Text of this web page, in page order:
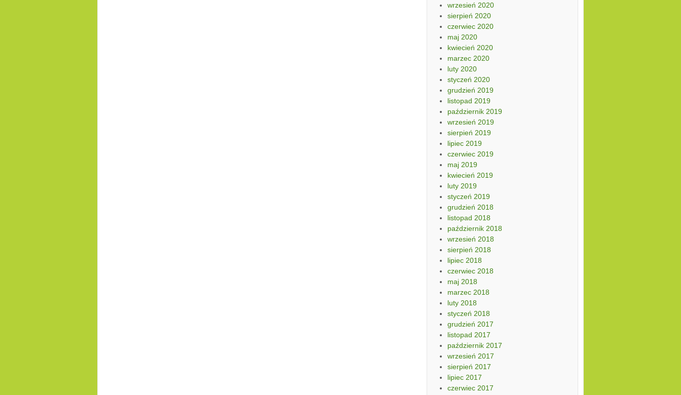
wrzesień 2020
sierpień 2020
czerwiec 2020
maj 2020
kwiecień 2020
marzec 2020
luty 2020
styczeń 2020
grudzień 2019
listopad 2019
październik 2019
wrzesień 2019
sierpień 2019
lipiec 2019
czerwiec 2019
maj 2019
kwiecień 2019
luty 2019
styczeń 2019
grudzień 2018
listopad 2018
październik 2018
wrzesień 2018
sierpień 2018
lipiec 2018
czerwiec 2018
maj 2018
marzec 2018
luty 2018
styczeń 2018
grudzień 2017
listopad 2017
październik 2017
wrzesień 2017
sierpień 2017
lipiec 2017
czerwiec 2017